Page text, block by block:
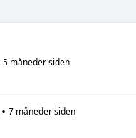
5 måneder siden
• 7 måneder siden